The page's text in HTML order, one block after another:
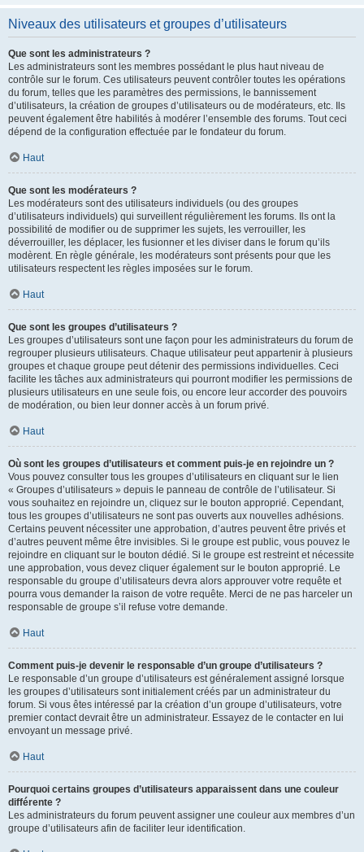
Niveaux des utilisateurs et groupes d’utilisateurs
Que sont les administrateurs ?
Les administrateurs sont les membres possédant le plus haut niveau de
contrôle sur le forum. Ces utilisateurs peuvent contrôler toutes les opérations
du forum, telles que les paramètres des permissions, le bannissement
d’utilisateurs, la création de groupes d’utilisateurs ou de modérateurs, etc. Ils
peuvent également être habilités à modérer l’ensemble des forums. Tout ceci
dépend de la configuration effectuée par le fondateur du forum.
Haut
Que sont les modérateurs ?
Les modérateurs sont des utilisateurs individuels (ou des groupes
d’utilisateurs individuels) qui surveillent régulièrement les forums. Ils ont la
possibilité de modifier ou de supprimer les sujets, les verrouiller, les
déverrouiller, les déplacer, les fusionner et les diviser dans le forum qu’ils
modèrent. En règle générale, les modérateurs sont présents pour que les
utilisateurs respectent les règles imposées sur le forum.
Haut
Que sont les groupes d’utilisateurs ?
Les groupes d’utilisateurs sont une façon pour les administrateurs du forum de
regrouper plusieurs utilisateurs. Chaque utilisateur peut appartenir à plusieurs
groupes et chaque groupe peut détenir des permissions individuelles. Ceci
facilite les tâches aux administrateurs qui pourront modifier les permissions de
plusieurs utilisateurs en une seule fois, ou encore leur accorder des pouvoirs
de modération, ou bien leur donner accès à un forum privé.
Haut
Où sont les groupes d’utilisateurs et comment puis-je en rejoindre un ?
Vous pouvez consulter tous les groupes d’utilisateurs en cliquant sur le lien
« Groupes d’utilisateurs » depuis le panneau de contrôle de l’utilisateur. Si
vous souhaitez en rejoindre un, cliquez sur le bouton approprié. Cependant,
tous les groupes d’utilisateurs ne sont pas ouverts aux nouvelles adhésions.
Certains peuvent nécessiter une approbation, d’autres peuvent être privés et
d’autres peuvent même être invisibles. Si le groupe est public, vous pouvez le
rejoindre en cliquant sur le bouton dédié. Si le groupe est restreint et nécessite
une approbation, vous devez cliquer également sur le bouton approprié. Le
responsable du groupe d’utilisateurs devra alors approuver votre requête et
pourra vous demander la raison de votre requête. Merci de ne pas harceler un
responsable de groupe s’il refuse votre demande.
Haut
Comment puis-je devenir le responsable d’un groupe d’utilisateurs ?
Le responsable d’un groupe d’utilisateurs est généralement assigné lorsque
les groupes d’utilisateurs sont initialement créés par un administrateur du
forum. Si vous êtes intéressé par la création d’un groupe d’utilisateurs, votre
premier contact devrait être un administrateur. Essayez de le contacter en lui
envoyant un message privé.
Haut
Pourquoi certains groupes d’utilisateurs apparaissent dans une couleur
différente ?
Les administrateurs du forum peuvent assigner une couleur aux membres d’un
groupe d’utilisateurs afin de faciliter leur identification.